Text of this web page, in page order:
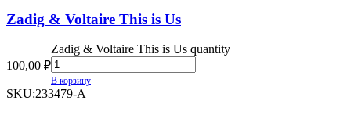
Zadig & Voltaire This is Us
100,00 ₽
Zadig & Voltaire This is Us quantity
В корзину
SKU:233479-A